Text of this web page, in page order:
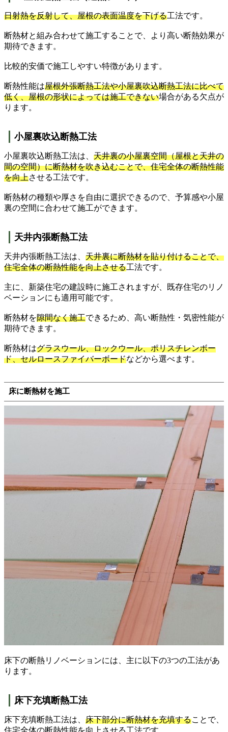
日射熱を反射して、屋根の表面温度を下げる工法です。
断熱材と組み合わせて施工することで、より高い断熱効果が
期待できます。
比較的安価で施工しやすい特徴があります。
断熱性能は屋根外張断熱工法や小屋裏吹込断熱工法に比べて
低く、屋根の形状によっては施工できない場合がある欠点が
ります。
小屋裏吹込断熱工法
小屋裏吹込断熱工法は、 天井裏の小屋裏空間（屋根と天井の
間の空間）に断熱材を吹き込むことで、住宅全体の断熱性能
を向上させる工法です。
断熱材の種類や厚さを自由に選択できるので、予算感や小屋
裏の空間に合わせて施工ができます。
天井内張断熱工法
天井内張断熱工法は、 天井裏に断熱材を貼り付けることで、
住宅全体の断熱性能を向上させる工法です。
主に、新築住宅の建設時に施工されますが、既存住宅のリノ
ベーションにも適用可能です。
断熱材を隙間なく施工できるため、高い断熱性・気密性能が
期待できます。
断熱材はグラスウール、ロックウール、ポリスチレンボー
ド、セルロースファイバーボードなどから選べます。
床に断熱材を施工
床下の断熱リノベーションには、主に以下の3つの工法があ
ります。
床下充填断熱工法
床下充填断熱工法は、 床下部分に断熱材を充填することで、